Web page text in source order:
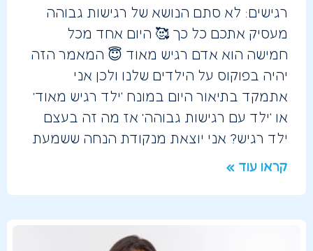
רגישים: לא סתם הנושא של רגישות גבוהה
מעסיק אתכם כל כך 🥰 היום אחד מכל
חמישה הוא אדם רגיש מאוד 😇 המאמר הזה
יהיה בפוקוס על הילדים שלנו ולכן אני
אתמקד בתיאור היום במונח ‘ילד רגיש מאוד’
או ‘ילד עם רגישות גבוהה’ אז מה זה בעצם
ילד רגיש? אני יוצאת מנקודת הנחה ששמעת
קראו עוד »